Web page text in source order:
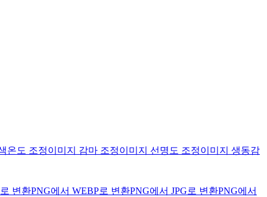
온도 조정이미지 감마 조정이미지 선명도 조정이미지 생동감
변환PNG에서 WEBP로 변환PNG에서 JPG로 변환PNG에서